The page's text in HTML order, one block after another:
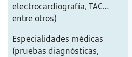
electrocardiografía, TAC…
entre otros)
Especialidades médicas
(pruebas diagnósticas,